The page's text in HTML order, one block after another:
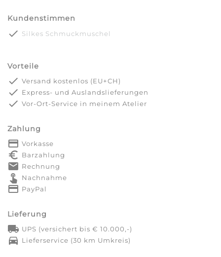
Kundenstimmen
done Silkes Schmuckmuschel
Vorteile
done Versand kostenlos (EU+CH)
done Express- und Auslandslieferungen
done Vor-Ort-Service in meinem Atelier
Zahlung
payment Vorkasse
euro_symbol Barzahlung
markunread Rechnung
touch_app Nachnahme
credit_card PayPal
Lieferung
local_shipping UPS (versichert bis € 10.000,-)
directions_car Lieferservice (30 km Umkreis)